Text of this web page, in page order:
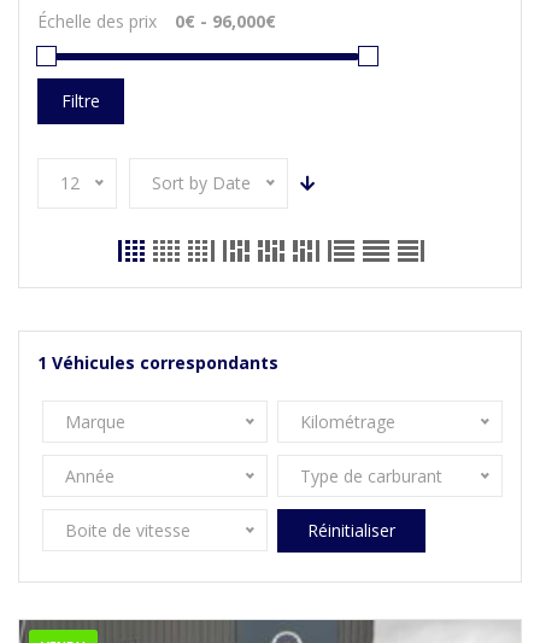
Échelle des prix
Filtre
12 Sort by Date
1 Véhicules correspondants
Marque Kilométrage
Année Type de carburant
Boite de vitesse Réinitialiser